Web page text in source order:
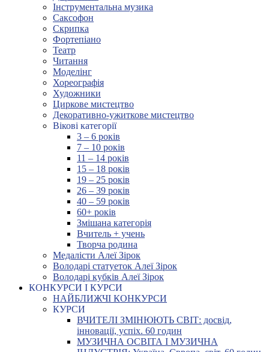
Інструментальна музика
Саксофон
Скрипка
Фортепіано
Театр
Читання
Моделінг
Хореографія
Художники
Циркове мистецтво
Декоративно-ужиткове мистецтво
Вікові категорії
3 – 6 років
7 – 10 років
11 – 14 років
15 – 18 років
19 – 25 років
26 – 39 років
40 – 59 років
60+ років
Змішана категорія
Вчитель + учень
Творча родина
Медалісти Алеї Зірок
Володарі статуеток Алеї Зірок
Володарі кубків Алеї Зірок
КОНКУРСИ І КУРСИ
НАЙБЛИЖЧІ КОНКУРСИ
КУРСИ
ВЧИТЕЛІ ЗМІНЮЮТЬ СВІТ: досвід,
інновації, успіх. 60 годин
МУЗИЧНА ОСВІТА І МУЗИЧНА